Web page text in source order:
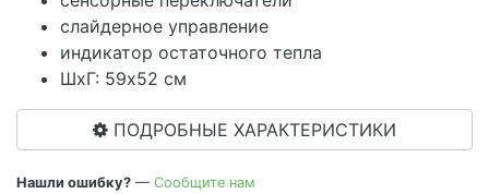
слайдерное управление
индикатор остаточного тепла
ШхГ: 59х52 см
ПОДРОБНЫЕ ХАРАКТЕРИСТИКИ
Нашли ошибку? — Сообщите нам